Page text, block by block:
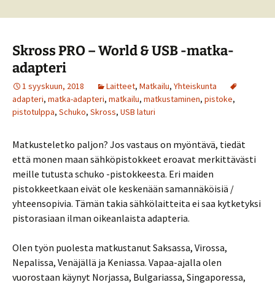
Skross PRO – World & USB -matka-
adapteri
1 syyskuun, 2018 Laitteet, Matkailu, Yhteiskunta
adapteri, matka-adapteri, matkailu, matkustaminen, pistoke,
pistotulppa, Schuko, Skross, USB laturi
Matkusteletko paljon? Jos vastaus on myöntävä, tiedät
että monen maan sähköpistokkeet eroavat merkittävästi
meille tutusta schuko -pistokkeesta. Eri maiden
pistokkeetkaan eivät ole keskenään samannäköisiä /
yhteensopivia. Tämän takia sähkölaitteita ei saa kytketyksi
pistorasiaan ilman oikeanlaista adapteria.
Olen työn puolesta matkustanut Saksassa, Virossa,
Nepalissa, Venäjällä ja Keniassa. Vapaa-ajalla olen
vuorostaan käynyt Norjassa, Bulgariassa, Singaporessa,